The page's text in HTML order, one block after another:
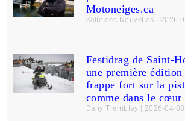
Motoneiges.ca
Salle des Nouvelles 2026-
Festidrag de Saint-
une première édition
frappe fort sur la
comme dans le cœur
Dany Tremblay 2026-04-08